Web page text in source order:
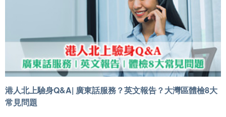
港人北上驗身Q&A| 廣東話服務？英文報告？大灣區體檢8大
常見問題